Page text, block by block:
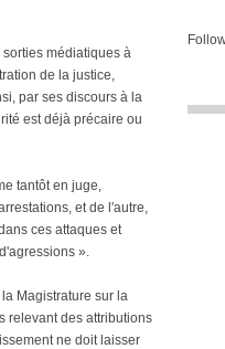
médiatiques à
de la justice,
par ses discours à la
est déjà précaire ou
tantôt en juge,
et de l'autre,
ces attaques et
».
Magistrature sur la
relevant des attributions
ne doit laisser